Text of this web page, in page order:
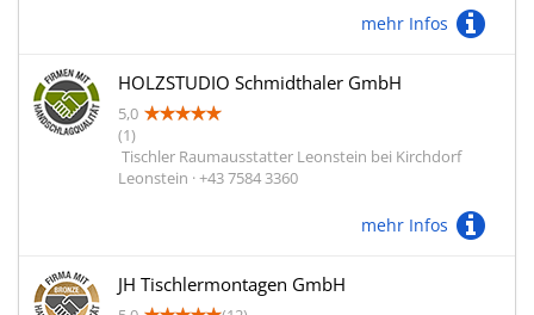
mehr Infos
HOLZSTUDIO Schmidthaler GmbH
5,0
(1)
Tischler Raumausstatter Leonstein bei Kirchdorf
Leonstein · +43 7584 3360
mehr Infos
JH Tischlermontagen GmbH